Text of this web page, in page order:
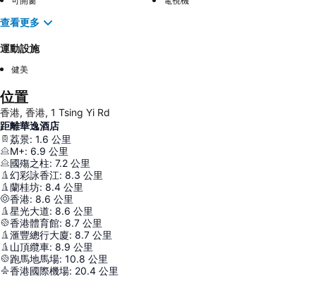
查看更多
運動設施
健美
位置
香港, 香港, 1 Tsing Yi Rd
距離華逸酒店
荔景: 1.6 公里
M+: 6.9 公里
國殤之柱: 7.2 公里
幻彩詠香江: 8.3 公里
蘭桂坊: 8.4 公里
香港: 8.6 公里
星光大道: 8.6 公里
香港體育館: 8.7 公里
滙豐總行大廈: 8.7 公里
山頂纜車: 8.9 公里
跑馬地馬場: 10.8 公里
香港國際機場: 20.4 公里